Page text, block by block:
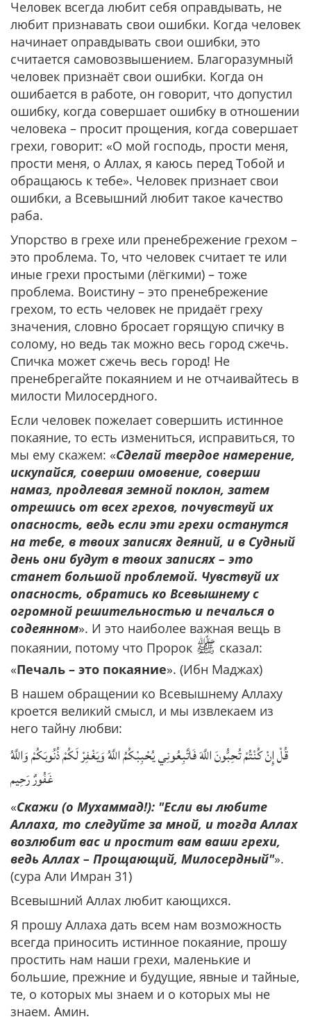
Человек всегда любит себя оправдывать, не
любит признавать свои ошибки. Когда человек
начинает оправдывать свои ошибки, это
считается самовозвышением. Благоразумный
человек признаёт свои ошибки. Когда он
ошибается в работе, он говорит, что допустил
ошибку, когда совершает ошибку в отношении
человека – просит прощения, когда совершает
грехи, говорит: «О мой господь, прости меня,
прости меня, о Аллах, я каюсь перед Тобой и
обращаюсь к тебе». Человек признает свои
ошибки, а Всевышний любит такое качество
раба.
Упорство в грехе или пренебрежение грехом –
это проблема. То, что человек считает те или
иные грехи простыми (лёгкими) – тоже
проблема. Воистину – это пренебрежение
грехом, то есть человек не придаёт греху
значения, словно бросает горящую спичку в
солому, но ведь так можно весь город сжечь.
Спичка может сжечь весь город! Не
пренебрегайте покаянием и не отчаивайтесь в
милости Милосердного.
Если человек пожелает совершить истинное
покаяние, то есть измениться, исправиться, то
мы ему скажем: «Сделай твердое намерение,
искупайся, соверши омовение, соверши
намаз, продлевая земной поклон, затем
отрешись от всех грехов, почувствуй их
опасность, ведь если эти грехи останутся
на тебе, в твоих записях деяний, и в Судный
день они будут в твоих записях – это
станет большой проблемой. Чувствуй их
опасность, обратись ко Всевышнему с
огромной решительностью и печалься о
содеянном». И это наиболее важная вещь в
покаянии, потому что Пророк ﷺ сказал:
«Печаль – это покаяние». (Ибн Маджах)
В нашем обращении ко Всевышнему Аллаху
кроется великий смысл, и мы извлекаем из
него тайну любви:
قُلْ إِنْ كُنْتُمْ تُحِبُّونَ اللَّهَ فَاتَّبِعُونِي يُحْبِبْكُمُ اللَّهُ وَيَغْفِرْ لَكُمْ ذُنُوبَكُمْ وَاللَّهُ
غَفُورٌ رَحِيم
«Скажи (о Мухаммад!): "Если вы любите
Аллаха, то следуйте за мной, и тогда Аллах
возлюбит вас и простит вам ваши грехи,
ведь Аллах – Прощающий, Милосердный"».
(сура Али Имран 31)
Всевышний Аллах любит кающихся.
Я прошу Аллаха дать всем нам возможность
всегда приносить истинное покаяние, прошу
простить нам наши грехи, маленькие и
большие, прежние и будущие, явные и тайные,
те, о которых мы знаем и о которых мы не
знаем. Амин.